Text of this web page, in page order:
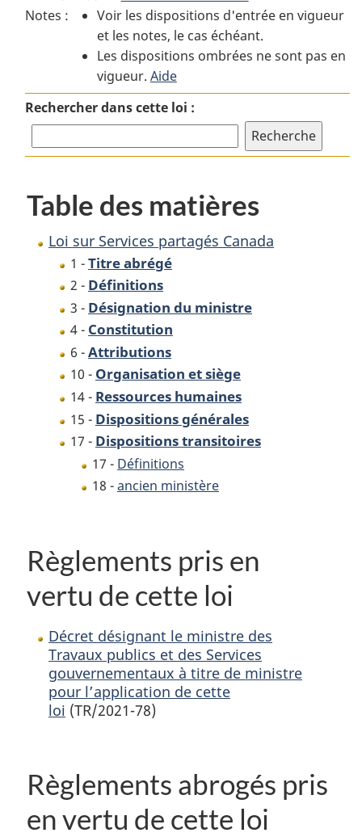
sur
Services
partagés
Canada
Loi
sur
Services
partagés
Canada
Loi
sur
Services
Canada
Notes :
Voir les dispositions d'entrée en vigueur
et les notes, le cas échéant.
Les dispositions ombrées ne sont pas en
vigueur. Aide
Rechercher dans cette loi :
Table des matières
Loi sur Services partagés Canada
1 -Titre abrégé
2 - Définitions
3 - Désignation du ministre
4 - Constitution
6 -Attributions
10 - Organisation et siège
14 - Ressources humaines
15 - Dispositions générales
17 - Dispositions transitoires
17 - Définitions
18 -ancien ministère
Règlements pris en
vertu de cette loi
Décret désignant le ministre des
Travaux publics et des Services
gouvernementaux à titre de ministre
pour l’application de cette
loi (TR/2021-78)
Règlements abrogés pris
en vertu de cette loi